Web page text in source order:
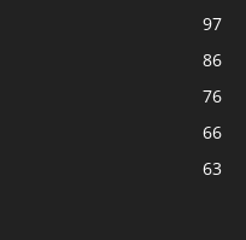
97
86
76
66
63